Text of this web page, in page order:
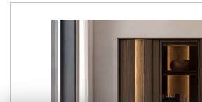
Kiekis: